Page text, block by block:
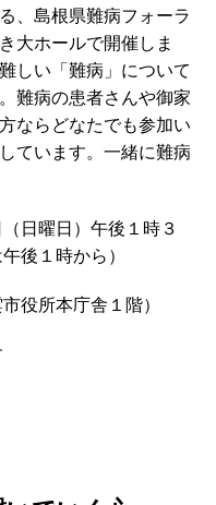
、島根県難病フォーラ
大ホールで開催しま
しい「難病」について
難病の患者さんや御家
ならどなたでも参加い
ています。一緒に難病
日曜日）午後１時３
後１時から）
役所本庁舎１階）